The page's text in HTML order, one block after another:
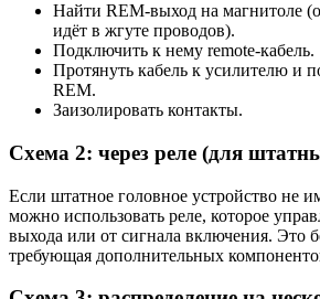
Найти REM-выход на магнитоле
идёт в жгуте проводов).
Подключить к нему remote-кабель.
Протянуть кабель к усилителю и
REM.
Заизолировать контакты.
Схема 2: через реле (для
Если штатное головное устройство не
можно использовать реле, которое
выхода или от сигнала включения. Это
требующая дополнительных